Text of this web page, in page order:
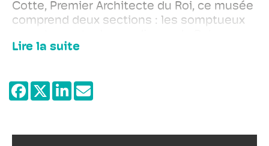
Cotte, Premier Architecte du Roi, ce musée
comprend deux sections : les somptueux
d'une part, et les collections d'arts
période allant de 1681 au milieu du XIXe
siècle d'autre part (céramique Hannong de
ferronnerie, poterie d'étain et orfèvrerie).
Lire la suite